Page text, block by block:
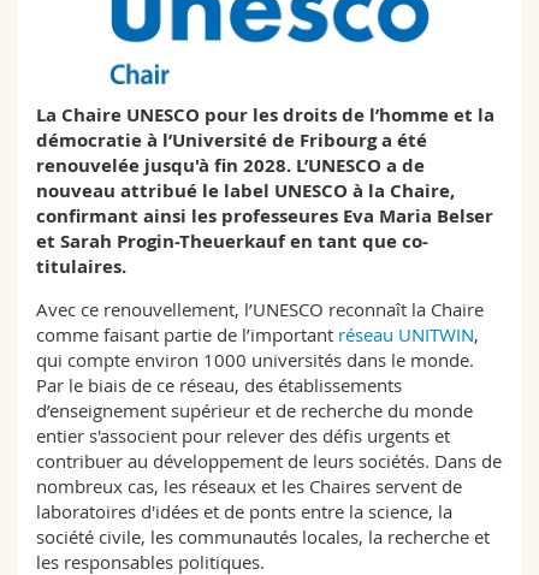
Sciences et médecine
Interfacultaire
Doctorants
Programme des cours
MyUnifr
La Chaire UNESCO pour les droits de l’homme et la
démocratie à l’Université de Fribourg a été
renouvelée jusqu'à fin 2028. L’UNESCO a de
nouveau attribué le label UNESCO à la Chaire,
confirmant ainsi les professeures Eva Maria Belser
et Sarah Progin-Theuerkauf en tant que co-
titulaires.
Avec ce renouvellement, l’UNESCO reconnaît la Chaire
comme faisant partie de l’important réseau UNITWIN,
qui compte environ 1000 universités dans le monde.
Par le biais de ce réseau, des établissements
d’enseignement supérieur et de recherche du monde
entier s'associent pour relever des défis urgents et
contribuer au développement de leurs sociétés. Dans de
nombreux cas, les réseaux et les Chaires servent de
laboratoires d'idées et de ponts entre la science, la
société civile, les communautés locales, la recherche et
les responsables politiques.